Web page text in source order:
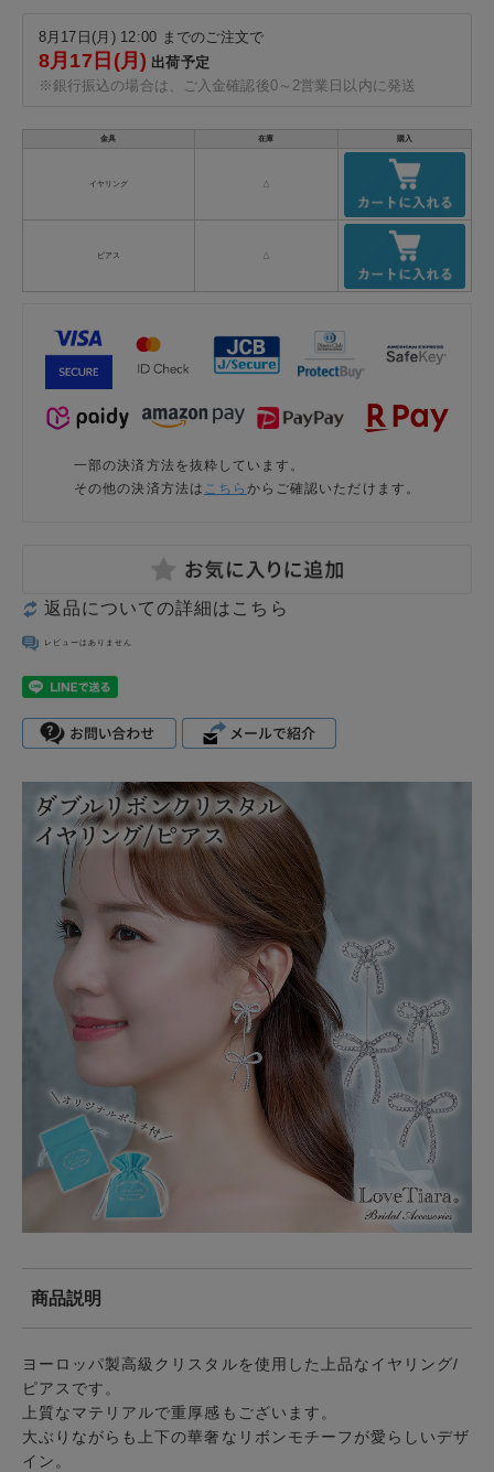
8月17日(月) 12:00 までのご注文で
8月17日(月)出荷予定
※銀行振込の場合は、ご入金確認後0～2営業日以内に発送
金具 在庫 購入
イヤリング △
ピアス △
一部の決済方法を抜粋しています。
その他の決済方法は こちら からご確認いただけます。
返品についての詳細はこちら
レビューはありません
商品説明
ヨーロッパ製高級 クリスタルを使用した上品なイヤリング/
ピアス です。
上質なマテリアルで重厚感もございます。
大ぶりながらも上下の華奢なリボンモチーフが愛らしいデザ
イン。